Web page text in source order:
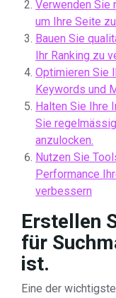
Verwenden Sie
um Ihre Seite
Bauen Sie
Ihr Ranking zu
Optimieren Sie
Keywords und
Halten Sie Ihre
Sie
anzulocken.
Nutzen Sie
Performance
verbessern
Erstellen
für
ist.
Eine der